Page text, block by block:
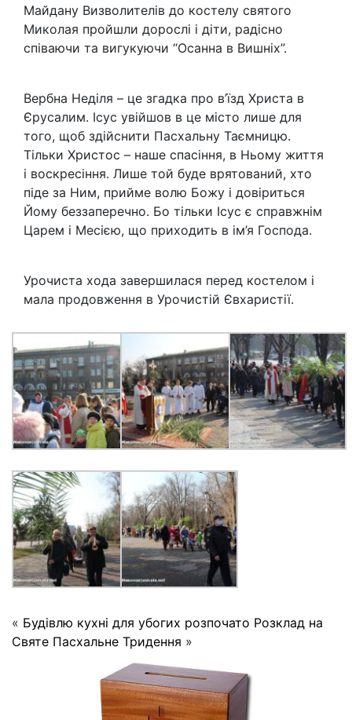
Майдану Визволителів до костелу святого
Миколая пройшли дорослі і діти, радісно
співаючи та вигукуючи “Осанна в Вишніх”.
Вербна Неділя – це згадка про в’їзд Христа в
Єрусалим. Ісус увійшов в це місто лише для
того, щоб здійснити Пасхальну Таємницю.
Тільки Христос – наше спасіння, в Ньому життя
і воскресіння. Лише той буде врятований, хто
піде за Ним, прийме волю Божу і довіриться
Йому беззаперечно. Бо тільки Ісус є справжнім
Царем і Месією, що приходить в ім’я Господа.
Урочиста хода завершилася перед костелом і
мала продовження в Урочистій Євхаристії.
« Будівлю кухні для убогих розпочато Розклад на
Святе Пасхальне Тридення »